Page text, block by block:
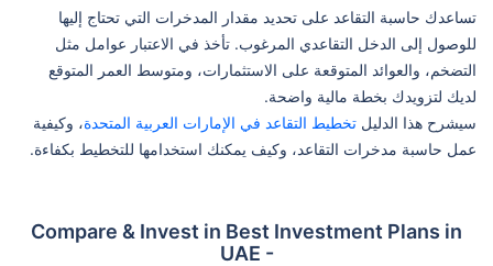
تساعدك حاسبة التقاعد على تحديد مقدار المدخرات التي تحتاج إليها
للوصول إلى الدخل التقاعدي المرغوب. تأخذ في الاعتبار عوامل مثل
التضخم، والعوائد المتوقعة على الاستثمارات، ومتوسط العمر المتوقع
لديك لتزويدك بخطة مالية واضحة.
سيشرح هذا الدليل تخطيط التقاعد في الإمارات العربية المتحدة، وكيفية
عمل حاسبة مدخرات التقاعد، وكيف يمكنك استخدامها للتخطيط بكفاءة.
Compare & Invest in Best Investment Plans in
UAE -